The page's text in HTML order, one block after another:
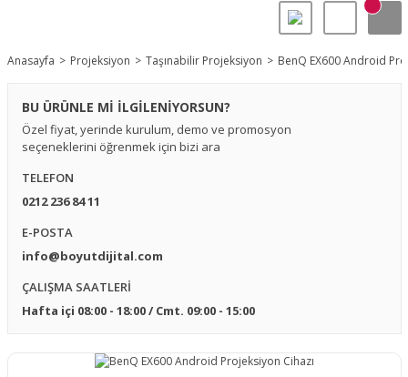
Anasayfa Projeksiyon Taşınabilir Projeksiyon BenQ EX600 Android
BU ÜRÜNLE Mİ İLGİLENİYORSUN?
Özel fiyat, yerinde kurulum, demo ve promosyon
seçeneklerini öğrenmek için bizi ara
TELEFON
0212 236 84 11
E-POSTA
info@boyutdijital.com
ÇALIŞMA SAATLERİ
Hafta içi 08:00 - 18:00 / Cmt. 09:00 - 15:00